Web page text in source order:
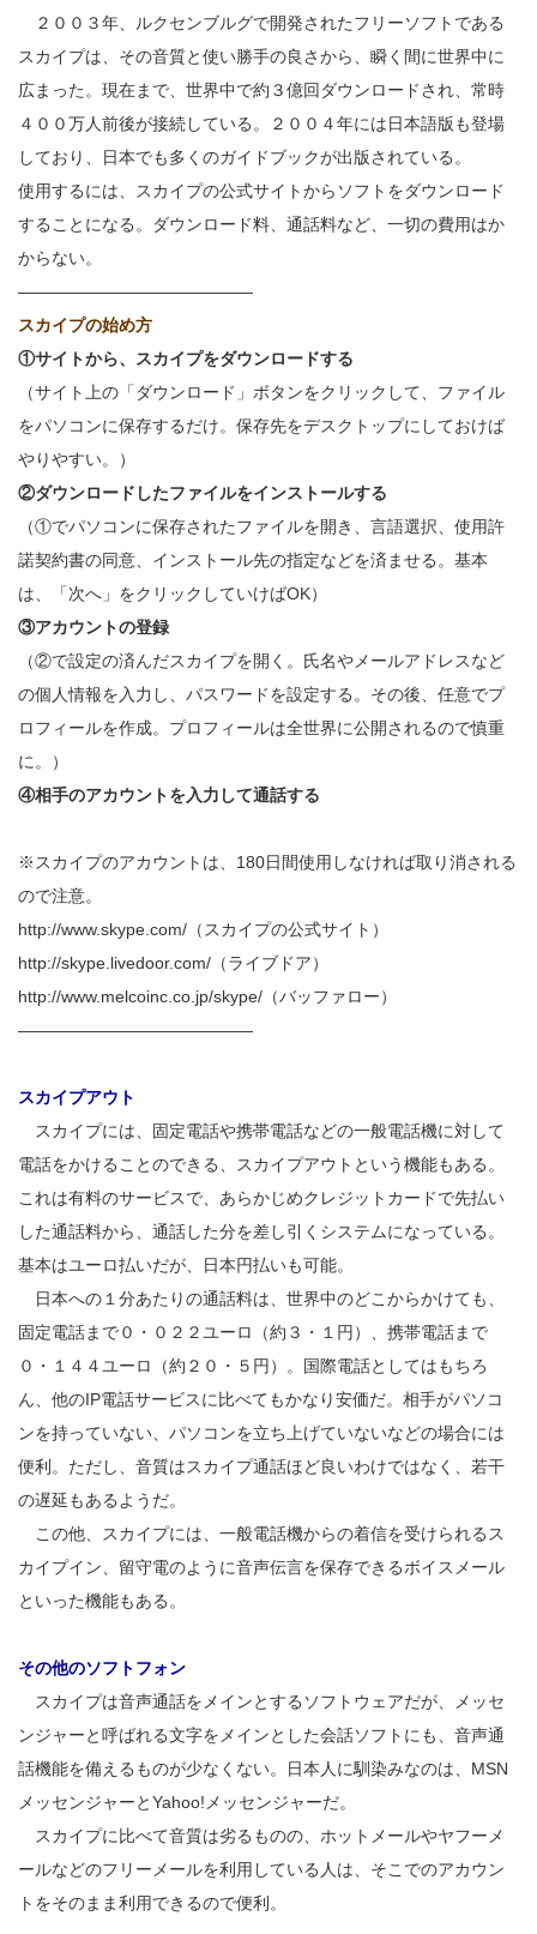
２００３年、ルクセンブルグで開発されたフリーソフトである
スカイプは、その音質と使い勝手の良さから、瞬く間に世界中に
広まった。現在まで、世界中で約３億回ダウンロードされ、常時
４００万人前後が接続している。２００４年には日本語版も登場
しており、日本でも多くのガイドブックが出版されている。
使用するには、スカイプの公式サイトからソフトをダウンロード
することになる。ダウンロード料、通話料など、一切の費用はか
からない。
——————————————
スカイプの始め方
①サイトから、スカイプをダウンロードする
（サイト上の「ダウンロード」ボタンをクリックして、ファイル
をパソコンに保存するだけ。保存先をデスクトップにしておけば
やりやすい。）
②ダウンロードしたファイルをインストールする
（①でパソコンに保存されたファイルを開き、言語選択、使用許
諾契約書の同意、インストール先の指定などを済ませる。基本
は、「次へ」をクリックしていけばOK）
③アカウントの登録
（②で設定の済んだスカイプを開く。氏名やメールアドレスなど
の個人情報を入力し、パスワードを設定する。その後、任意でプ
ロフィールを作成。プロフィールは全世界に公開されるので慎重
に。）
④相手のアカウントを入力して通話する
※スカイプのアカウントは、180日間使用しなければ取り消される
ので注意。
http://www.skype.com/（スカイプの公式サイト）
http://skype.livedoor.com/（ライブドア）
http://www.melcoinc.co.jp/skype/（バッファロー）
——————————————
スカイプアウト
スカイプには、固定電話や携帯電話などの一般電話機に対して
電話をかけることのできる、スカイプアウトという機能もある。
これは有料のサービスで、あらかじめクレジットカードで先払い
した通話料から、通話した分を差し引くシステムになっている。
基本はユーロ払いだが、日本円払いも可能。
日本への１分あたりの通話料は、世界中のどこからかけても、
固定電話まで０・０２２ユーロ（約３・１円）、携帯電話まで
０・１４４ユーロ（約２０・５円）。国際電話としてはもちろ
ん、他のIP電話サービスに比べてもかなり安価だ。相手がパソコ
ンを持っていない、パソコンを立ち上げていないなどの場合には
便利。ただし、音質はスカイプ通話ほど良いわけではなく、若干
の遅延もあるようだ。
この他、スカイプには、一般電話機からの着信を受けられるス
カイプイン、留守電のように音声伝言を保存できるボイスメール
といった機能もある。
その他のソフトフォン
スカイプは音声通話をメインとするソフトウェアだが、メッセ
ンジャーと呼ばれる文字をメインとした会話ソフトにも、音声通
話機能を備えるものが少なくない。日本人に馴染みなのは、MSN
メッセンジャーとYahoo!メッセンジャーだ。
スカイプに比べて音質は劣るものの、ホットメールやヤフーメ
ールなどのフリーメールを利用している人は、そこでのアカウン
トをそのまま利用できるので便利。